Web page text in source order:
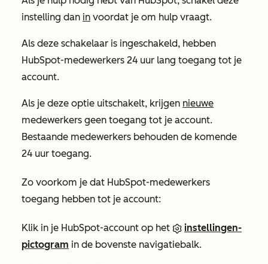
instelling dan in voordat je om hulp vraagt.
Als deze schakelaar is ingeschakeld, hebben
HubSpot-medewerkers 24 uur lang toegang tot je
account.
Als je deze optie uitschakelt, krijgen nieuwe
medewerkers geen toegang tot je account.
Bestaande medewerkers behouden de komende
24 uur toegang.
Zo voorkom je dat HubSpot-medewerkers
toegang hebben tot je account:
Klik in je HubSpot-account op het
instellingen-
pictogram in de bovenste navigatiebalk.